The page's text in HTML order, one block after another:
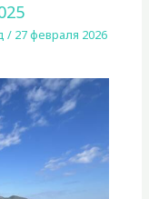
/ 27 февраля 2026